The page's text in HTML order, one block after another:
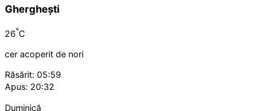
Gherghești
26°C
cer acoperit de nori
Răsărit: 05:59
Apus: 20:32
Duminică